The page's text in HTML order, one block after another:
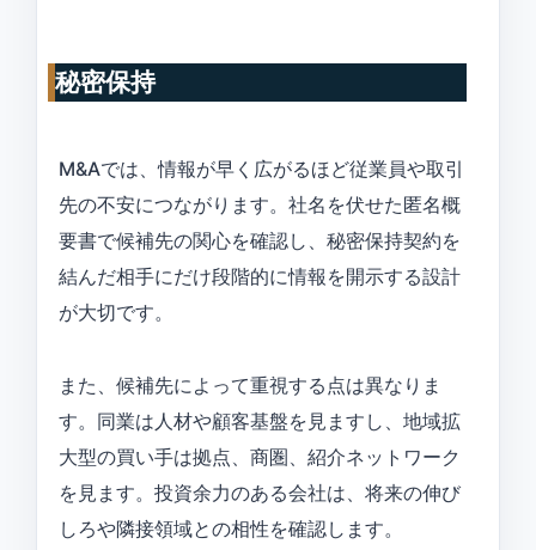
秘密保持
M&Aでは、情報が早く広がるほど従業員や取引
先の不安につながります。社名を伏せた匿名概
要書で候補先の関心を確認し、秘密保持契約を
結んだ相手にだけ段階的に情報を開示する設計
が大切です。
また、候補先によって重視する点は異なりま
す。同業は人材や顧客基盤を見ますし、地域拡
大型の買い手は拠点、商圏、紹介ネットワーク
を見ます。投資余力のある会社は、将来の伸び
しろや隣接領域との相性を確認します。